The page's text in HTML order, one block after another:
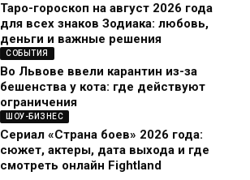
Таро-гороскоп на август 2026 года
для всех знаков Зодиака: любовь,
деньги и важные решения
СОБЫТИЯ
Во Львове ввели карантин из-за
бешенства у кота: где действуют
ограничения
ШОУ-БИЗНЕС
Сериал «Страна боев» 2026 года:
сюжет, актеры, дата выхода и где
смотреть онлайн Fightland